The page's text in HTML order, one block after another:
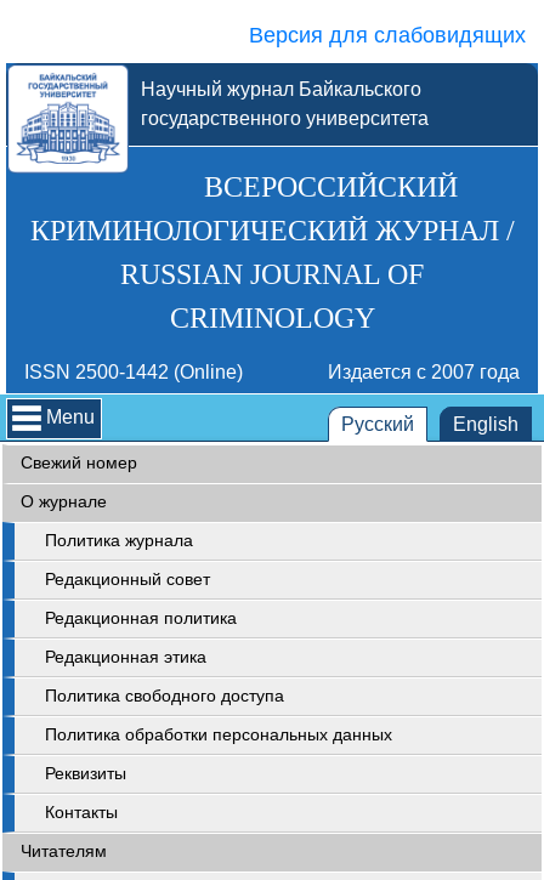
Версия для слабовидящих
Научный журнал Байкальского
государственного университета
ВСЕРОССИЙСКИЙ
КРИМИНОЛОГИЧЕСКИЙ ЖУРНАЛ /
RUSSIAN JOURNAL OF
CRIMINOLOGY
ISSN 2500-1442 (Online) Издается с 2007 года
Menu Русский English
Свежий номер
О журнале
Политика журнала
Редакционный совет
Редакционная политика
Редакционная этика
Политика свободного доступа
Политика обработки персональных данных
Реквизиты
Контакты
Читателям